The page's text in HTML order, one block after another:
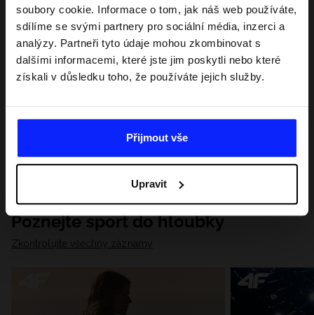
soubory cookie. Informace o tom, jak náš web používáte,
sdílíme se svými partnery pro sociální média, inzerci a
analýzy. Partneři tyto údaje mohou zkombinovat s
dalšími informacemi, které jste jim poskytli nebo které
získali v důsledku toho, že používáte jejich služby.
Přijmout vše
Upravit
Poznejte sport do hloubky
Zkontrolujte všechny záznamy